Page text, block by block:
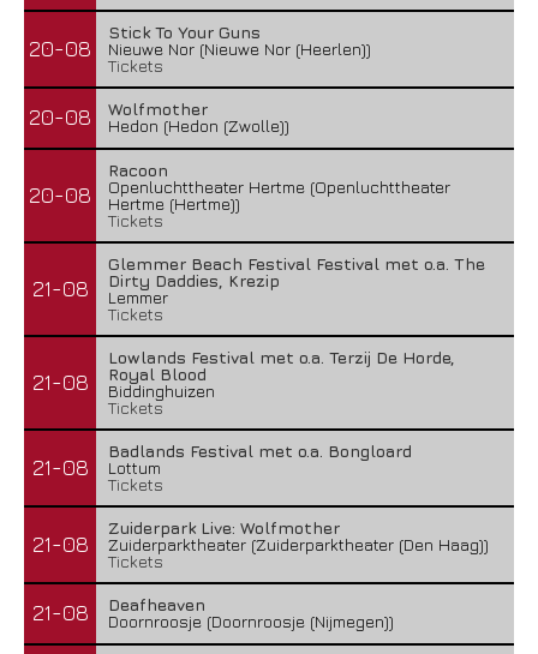
20-08
Stick To Your Guns
Nieuwe Nor (Nieuwe Nor (Heerlen))
Tickets
20-08
Wolfmother
Hedon (Hedon (Zwolle))
20-08
Racoon
Openluchttheater Hertme (Openluchttheater
Hertme (Hertme))
Tickets
21-08
Glemmer Beach Festival Festival met o.a. The
Dirty Daddies, Krezip
Lemmer
Tickets
21-08
Lowlands Festival met o.a. Terzij De Horde,
Royal Blood
Biddinghuizen
Tickets
21-08
Badlands Festival met o.a. Bongloard
Lottum
Tickets
21-08
Zuiderpark Live: Wolfmother
Zuiderparktheater (Zuiderparktheater (Den Haag))
Tickets
21-08
Deafheaven
Doornroosje (Doornroosje (Nijmegen))